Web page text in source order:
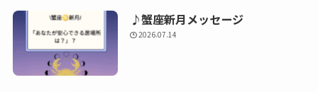
♪蟹座新月メッセージ
2026.07.14